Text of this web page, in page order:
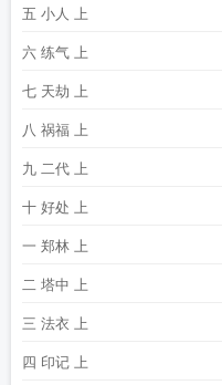
逸是啥 周天成
政局上班么周天明鲨鱼是哪部电影
天之数是多少
五 小人 上
六 练气 上
七 天劫 上
八 祸福 上
九 二代 上
十 好处 上
一 郑林 上
二 塔中 上
三 法衣 上
四 印记 上